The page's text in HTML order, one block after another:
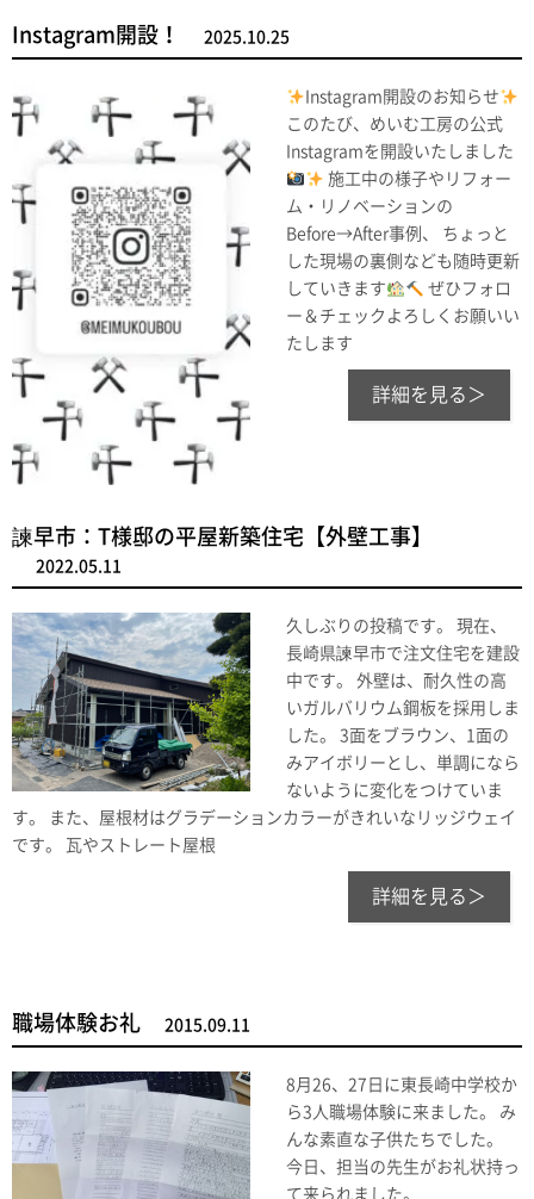
Instagram開設！ 2025.10.25
Instagram開設のお知らせ
このたび、めいむ工房の公式
Instagramを開設いたしました
施工中の様子やリフォー
ム・リノベーションの
Before→After事例、 ちょっと
した現場の裏側なども随時更新
していきます
ぜひフォロ
ー＆チェックよろしくお願いい
たします
詳細を見る＞
諫早市：T様邸の平屋新築住宅【外壁工事】
2022.05.11
久しぶりの投稿です。 現在、
長崎県諫早市で注文住宅を建設
中です。 外壁は、耐久性の高
いガルバリウム鋼板を採用しま
した。 3面をブラウン、1面の
みアイボリーとし、単調になら
ないように変化をつけていま
す。 また、屋根材はグラデーションカラーがきれいなリッジウェイ
です。 瓦やストレート屋根
詳細を見る＞
職場体験お礼 2015.09.11
8月26、27日に東長崎中学校か
ら3人職場体験に来ました。 み
んな素直な子供たちでした。
今日、担当の先生がお礼状持っ
て来られました。